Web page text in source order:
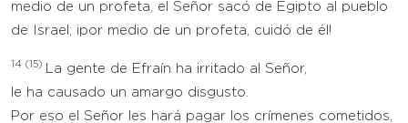
medio de un profeta, el Señor sacó de Egipto al pueblo
de Israel; ¡por medio de un profeta, cuidó de él!
14 (15)
La gente de Efraín ha irritado al Señor,
le ha causado un amargo disgusto.
Por eso el Señor les hará pagar los crímenes cometidos,